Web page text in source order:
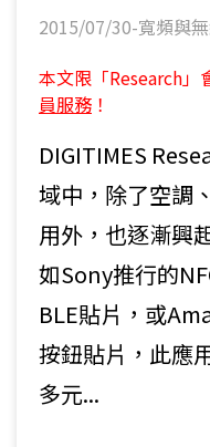
2015/07/30-寬頻與
本文限「Research」
員服務 ！
DIGITIMES
域中，除了空調
用外，也逐漸興
如Sony推行的
BLE貼片，或
按鈕貼片，此應
多元...